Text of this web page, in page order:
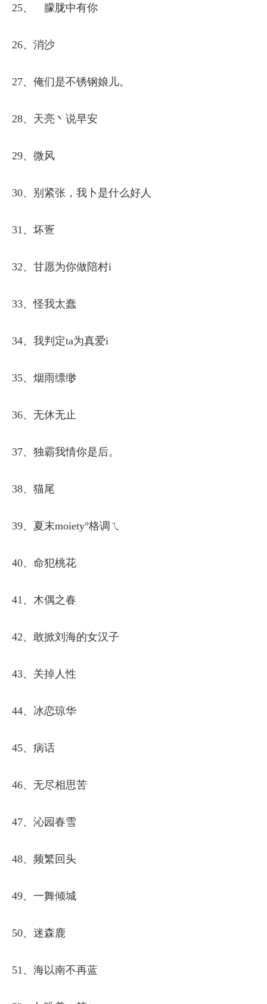
25、ゝ朦胧中有你
26、消沙
27、俺们是不锈钢娘儿。
28、天亮丶说早安
29、微风
30、别紧张，我卜是什么好人
31、坏疍
32、甘愿为你做陪村i
33、怪我太蠢
34、我判定ta为真爱i
35、烟雨缥缈
36、无休无止
37、独霸我情你是后。
38、猫尾
39、夏末moiety°格调ㄟ
40、命犯桃花
41、木偶之春
42、敢掀刘海的女汉子
43、关掉人性
44、冰恋琼华
45、病话
46、无尽相思苦
47、沁园春雪
48、频繁回头
49、一舞倾城
50、迷森鹿
51、海以南不再蓝